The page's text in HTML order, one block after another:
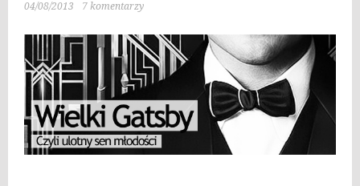
04/08/2013 7 komentarzy